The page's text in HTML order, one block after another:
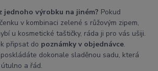
jednoho výrobku na jiném? Pokud
v kombinaci zelené s růžovým zipem,
u kosmetické taštičky, ráda ji pro vás ušiji.
připsat do poznámky v objednávce.
dokonale sladěnou sadu, která
a řád.